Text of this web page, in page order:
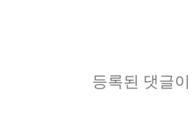
등록된 댓글